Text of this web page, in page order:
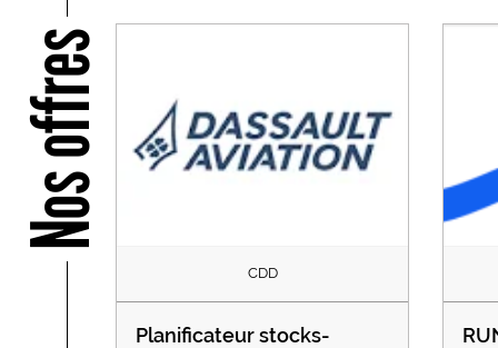
Nos offres
CDD
Planificateur stocks-